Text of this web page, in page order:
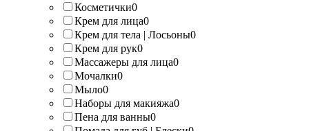
Косметички0
Крем для лица0
Крем для тела | Лосьоны0
Крем для рук0
Массажеры для лица0
Мочалки0
Мыло0
Наборы для макияжа0
Пена для ванны0